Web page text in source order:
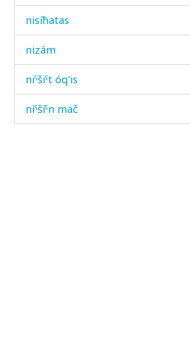
nisíħatas
nizám
niˤšiˤt óq'is
niˤšíˤn mač